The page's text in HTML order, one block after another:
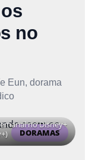
no
Eun, dorama
DORAMAS
no Disney+